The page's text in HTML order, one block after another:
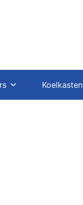
Koelkasten